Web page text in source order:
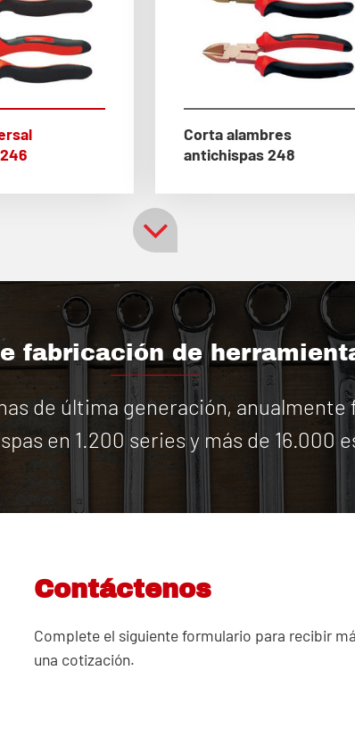
Corta alambres
antichispas 248
fabricación de
de última generación, anualmente
en 1.200 series y más de 16.000
Contáctenos
Complete el siguiente formulario para recibir
una cotización.